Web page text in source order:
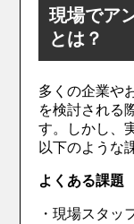
現場でア
とは？
多くの企業や
を検討される
す。しかし、
以下のような
よくある課題
・現場スタッ